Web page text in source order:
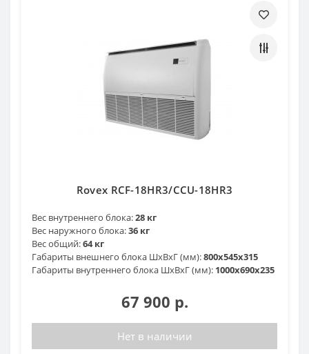
Rovex RCF-18HR3/CCU-18HR3
Вес внутреннего блока:28 кг
Вес наружного блока:36 кг
Вес общий:64 кг
Габариты внешнего блока ШхВхГ (мм):800х545х315
Габариты внутреннего блока ШхВхГ (мм): 1000х690х235
67 900 р.
Нет в наличии